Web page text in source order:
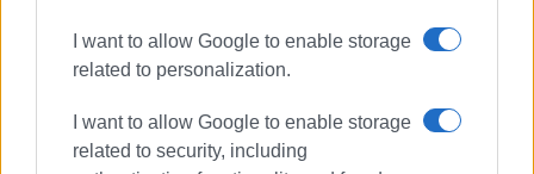
I want to allow Google to enable storage
related to personalization.
I want to allow Google to enable storage
related to security, including